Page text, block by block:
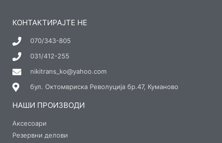
КОНТАКТИРАЈТЕ НЕ
070/343-805
031/412-255
nikitrans_ko@yahoo.com
бул. Октомвриска Револуција бр.47, Куманово
НАШИ ПРОИЗВОДИ
Аксесоари
Резервни делови